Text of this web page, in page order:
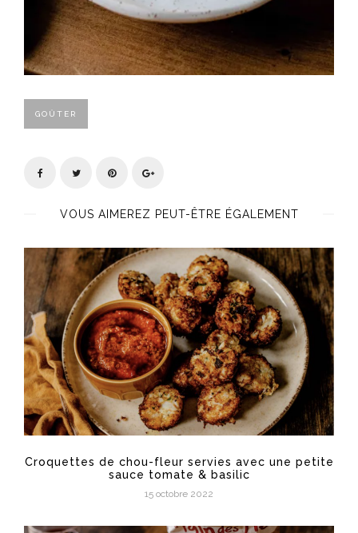
GOÛTER
VOUS AIMEREZ PEUT-ÊTRE ÉGALEMENT
Croquettes de chou-fleur servies avec une petite
sauce tomate & basilic
15 octobre 2022